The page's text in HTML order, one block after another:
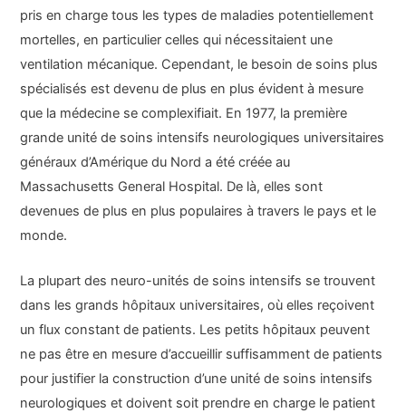
pris en charge tous les types de maladies potentiellement
mortelles, en particulier celles qui nécessitaient une
ventilation mécanique. Cependant, le besoin de soins plus
spécialisés est devenu de plus en plus évident à mesure
que la médecine se complexifiait. En 1977, la première
grande unité de soins intensifs neurologiques universitaires
généraux d’Amérique du Nord a été créée au
Massachusetts General Hospital. De là, elles sont
devenues de plus en plus populaires à travers le pays et le
monde.
La plupart des neuro-unités de soins intensifs se trouvent
dans les grands hôpitaux universitaires, où elles reçoivent
un flux constant de patients. Les petits hôpitaux peuvent
ne pas être en mesure d’accueillir suffisamment de patients
pour justifier la construction d’une unité de soins intensifs
neurologiques et doivent soit prendre en charge le patient